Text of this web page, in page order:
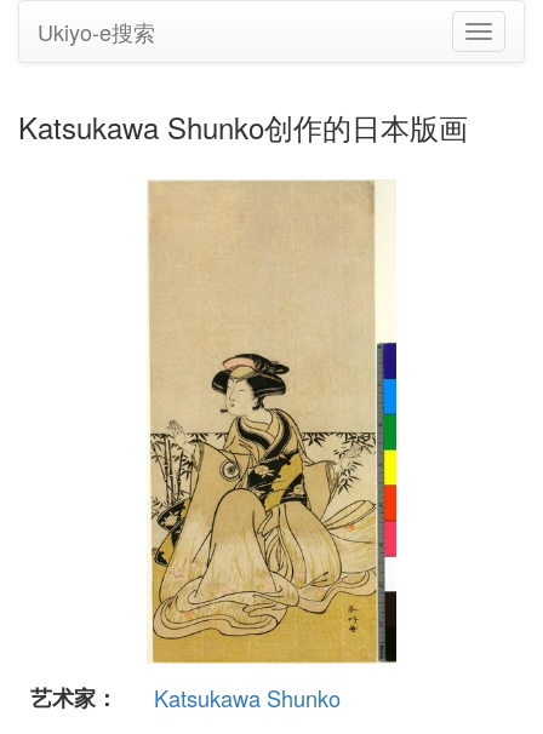
切
换
Ukiyo-e搜索
Katsukawa Shunko创作的日本版画
艺术家：
Katsukawa Shunko